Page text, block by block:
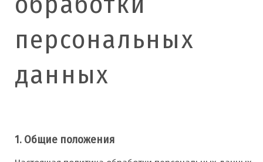
персональных
данных
1. Общие положения